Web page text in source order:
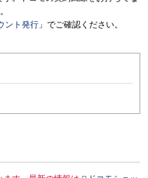
ント発行 」でご確認ください。